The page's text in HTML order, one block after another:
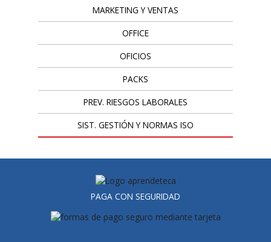
MARKETING Y VENTAS
OFFICE
OFICIOS
PACKS
PREV. RIESGOS LABORALES
SIST. GESTIÓN Y NORMAS ISO
PAGA CON SEGURIDAD